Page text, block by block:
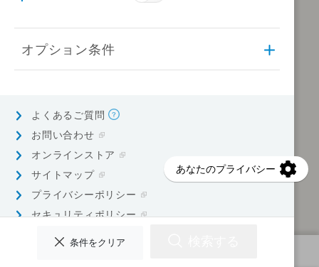
オプション条件
よくあるご質問
お問い合わせ
オンラインストア
サイトマップ
プライバシーポリシー
セキュリティポリシー
条件をクリア